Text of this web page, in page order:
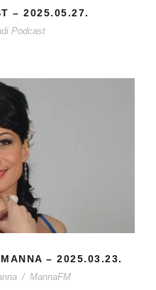
– 2025.05.27.
Podcast
– 2025.03.23.
/ MannaFM